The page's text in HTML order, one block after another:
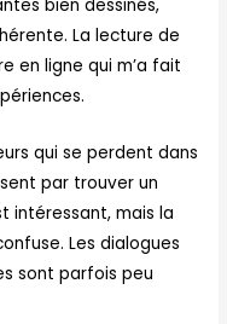
bien dessinés,
La lecture de
en ligne qui m’a fait
qui se perdent dans
par trouver un
intéressant, mais la
Les dialogues
sont parfois peu